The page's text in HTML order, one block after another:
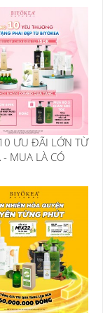
ƯU ĐÃI LỚN TỪ
- MUA LÀ CÓ